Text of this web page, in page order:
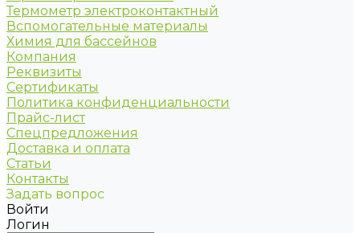
Термометр электроконтактный
Вспомогательные материалы
Химия для бассейнов
Компания
Реквизиты
Сертификаты
Политика конфиденциальности
Прайс-лист
Спецпредложения
Доставка и оплата
Статьи
Контакты
Задать вопрос
Войти
Логин